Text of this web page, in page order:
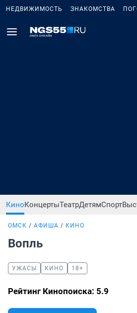
НЕДВИЖИМОСТЬ ЗНАКОМСТВА
КиноКонцертыТеатрДетямСпорт
ОМСК АФИША КИНО
Вопль
УЖАСЫ КИНО 18+
Рейтинг Кинопоиска: 5.9